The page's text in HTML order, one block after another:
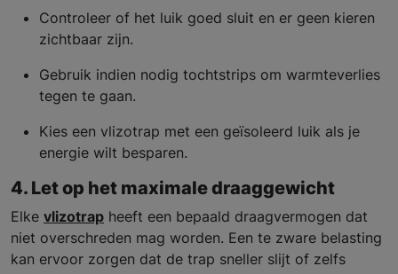
Controleer of het luik goed sluit en er geen kieren
zichtbaar zijn.
Gebruik indien nodig tochtstrips om warmteverlies
tegen te gaan.
Kies een vlizotrap met een geïsoleerd luik als je
energie wilt besparen.
4. Let op het maximale draaggewicht
Elke vlizotrap heeft een bepaald draagvermogen dat
niet overschreden mag worden. Een te zware belasting
kan ervoor zorgen dat de trap sneller slijt of zelfs